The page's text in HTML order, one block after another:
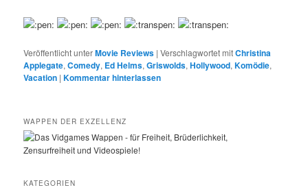
Veröffentlicht unterMovie Reviews |Verschlagwortet mitChristina
Applegate,Comedy, Ed Helms,Griswolds,Hollywood,Komödie,
Vacation |Kommentar hinterlassen
WAPPEN DER EXZELLENZ
KATEGORIEN